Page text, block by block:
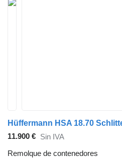
Hüffermann HSA 18.70
11.900 € Sin IVA
Remolque de contenedores